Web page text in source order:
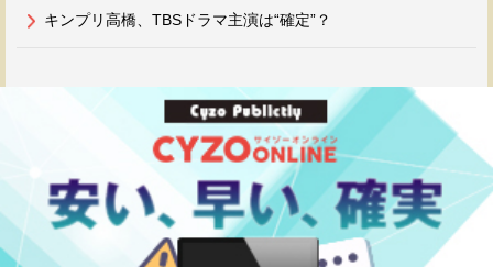
キンプリ高橋、TBSドラマ主演は“確定”？